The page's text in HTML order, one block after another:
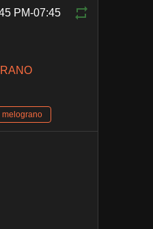
PM-07:45
melograno